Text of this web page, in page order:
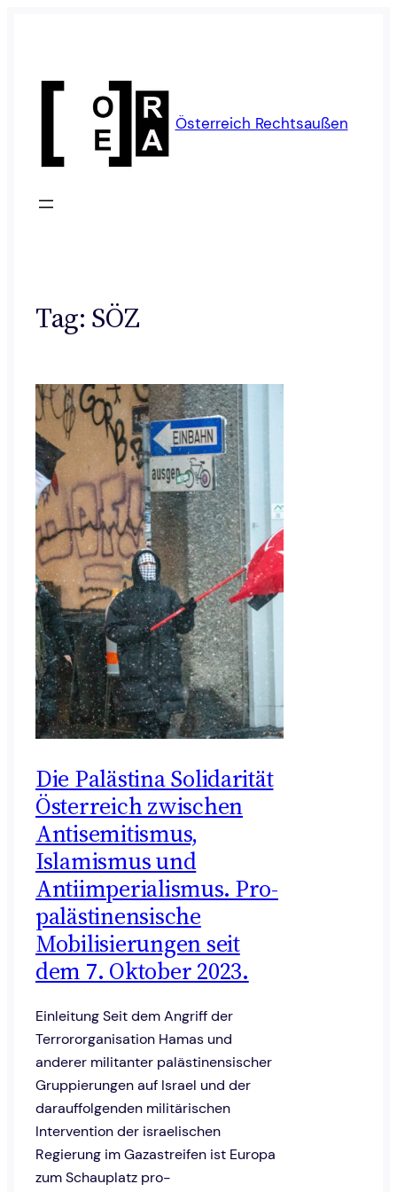
Österreich Rechtsaußen
Tag: SÖZ
Die Palästina Solidarität
Österreich zwischen
Antisemitismus,
Islamismus und
Antiimperialismus. Pro-
palästinensische
Mobilisierungen seit
dem 7. Oktober 2023.
Einleitung Seit dem Angriff der
Terrororganisation Hamas und
anderer militanter palästinensischer
Gruppierungen auf Israel und der
darauffolgenden militärischen
Intervention der israelischen
Regierung im Gazastreifen ist Europa
zum Schauplatz pro-